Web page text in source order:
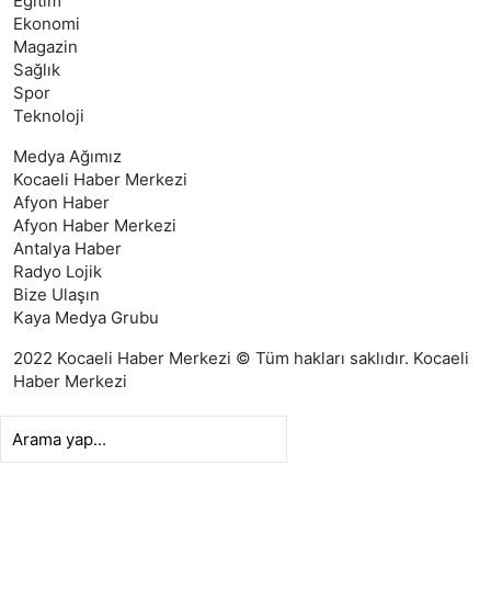
Ekonomi
Magazin
Sağlık
Spor
Teknoloji
Medya Ağımız
Kocaeli Haber Merkezi
Afyon Haber
Afyon Haber Merkezi
Antalya Haber
Radyo Lojik
Bize Ulaşın
Kaya Medya Grubu
2022 Kocaeli Haber Merkezi © Tüm hakları saklıdır. Kocaeli
Haber Merkezi